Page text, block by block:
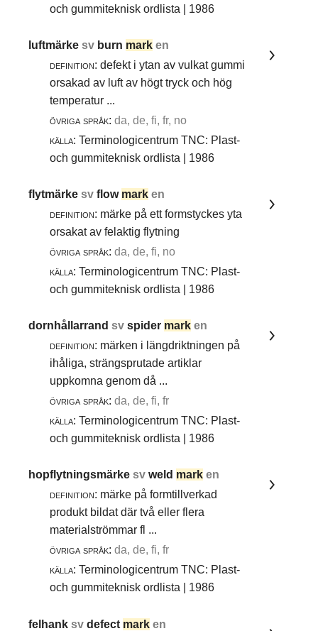
och gummiteknisk ordlista | 1986
luftmärkesv burn mark en
definition: defekt i ytan av vulkat gummi
orsakad av luft av högt tryck och hög
temperatur ...
övriga språk: da, de, fi, fr, no
källa: Terminologicentrum TNC: Plast-
och gummiteknisk ordlista | 1986
flytmärkesvflow mark en
definition: märke på ett formstyckes yta
orsakat av felaktig flytning
övriga språk: da, de, fi, no
källa: Terminologicentrum TNC: Plast-
och gummiteknisk ordlista | 1986
dornhållarrandsvspider mark en
definition: märken i längdriktningen på
ihåliga, strängsprutade artiklar
uppkomna genom då ...
övriga språk: da, de, fi, fr
källa: Terminologicentrum TNC: Plast-
och gummiteknisk ordlista | 1986
hopflytningsmärkesvweld mark en
definition: märke på formtillverkad
produkt bildat där två eller flera
materialströmmar fl ...
övriga språk: da, de, fi, fr
källa: Terminologicentrum TNC: Plast-
och gummiteknisk ordlista | 1986
felhanksvdefect mark en